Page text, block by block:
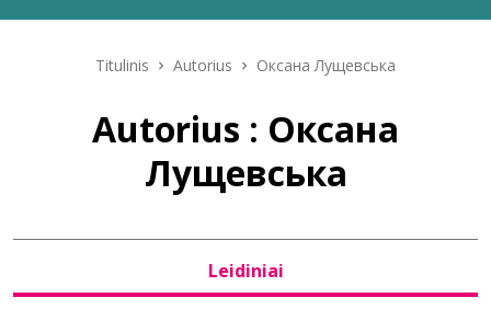
Naujienos
Bibliotekoms
Titulinis Autorius Оксана Лущевська
Autorius : Оксана
Лущевська
Leidiniai